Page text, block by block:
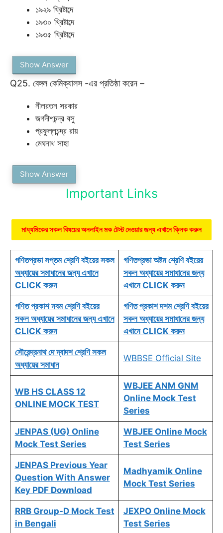
১৯২৯ খ্রিষ্টাব্দে
১৯৩০ খ্রিষ্টাব্দে
১৯৩৫ খ্রিষ্টাব্দে
Show Answer
Q25. বেঙ্গল কেমিক্যালস -এর প্রতিষ্ঠা করেন –
নীলরতন সরকার
জগদীশচন্দ্র বসু
প্রফুল্লচন্দ্র রায়
মেঘনাথ সাহা
Show Answer
Important Links
মাধ্যমিকের সকল বিষয়ের অনলাইন মক টেস্ট দেওয়ার জন্য এখানে ক্লিক করুন
গণিতপ্রভা সপ্তম শ্রেণি বইয়ের সকল
অধ্যায়ের সমাধানের জন্য এখানে
CLICK করুন
গণিতপ্রভা অষ্টম শ্রেণি বইয়ের
সকল অধ্যায়ের সমাধানের জন্য
এখানে CLICK করুন
গণিত প্রকাশ নবম শ্রেণি বইয়ের
সকল অধ্যায়ের সমাধানের জন্য এখানে
CLICK করুন
গণিত প্রকাশ দশম শ্রেণি বইয়ের
সকল অধ্যায়ের সমাধানের জন্য
এখানে CLICK করুন
সৌরেন্দ্রনাথ দে দ্বাদশ শ্রেণি সকল
অধ্যায়ের সমাধান
WBBSE Official Site
WB HS CLASS 12
ONLINE MOCK TEST
WBJEE ANM GNM
Online Mock Test
Series
JENPAS (UG) Online
Mock Test Series
WBJEE Online Mock
Test Series
JENPAS Previous Year
Question With Answer
Key PDF Download
Madhyamik Online
Mock Test Series
RRB Group-D Mock Test
in Bengali
JEXPO Online Mock
Test Series